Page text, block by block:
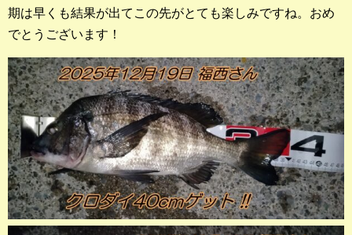
期は早くも結果が出てこの先がとても楽しみですね。おめ
でとうございます！
スタッフ釣行記
釣果投稿フォーム
お問い合わせ